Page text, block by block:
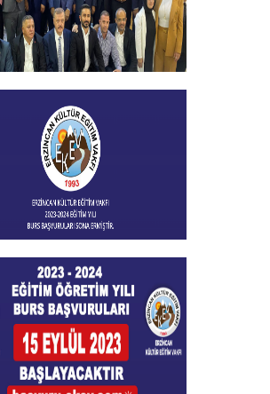
2023-2024 Yılı Burs
Toplantısı Yapıldı
+
Başvuları Sona Ermiştir
+